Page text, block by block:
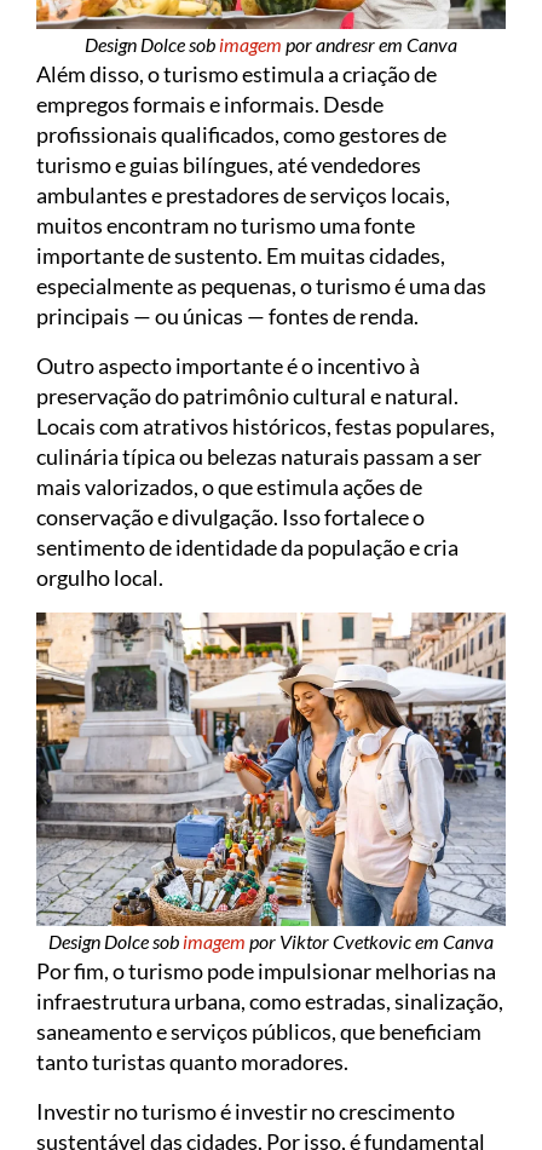
Design Dolce sob imagem por andresr em Canva
Além disso, o turismo estimula a criação de
empregos formais e informais. Desde
profissionais qualificados, como gestores de
turismo e guias bilíngues, até vendedores
ambulantes e prestadores de serviços locais,
muitos encontram no turismo uma fonte
importante de sustento. Em muitas cidades,
especialmente as pequenas, o turismo é uma das
principais — ou únicas — fontes de renda.
Outro aspecto importante é o incentivo à
preservação do patrimônio cultural e natural.
Locais com atrativos históricos, festas populares,
culinária típica ou belezas naturais passam a ser
mais valorizados, o que estimula ações de
conservação e divulgação. Isso fortalece o
sentimento de identidade da população e cria
orgulho local.
Design Dolce sob imagem por Viktor Cvetkovic em Canva
Por fim, o turismo pode impulsionar melhorias na
infraestrutura urbana, como estradas, sinalização,
saneamento e serviços públicos, que beneficiam
tanto turistas quanto moradores.
Investir no turismo é investir no crescimento
sustentável das cidades. Por isso, é fundamental